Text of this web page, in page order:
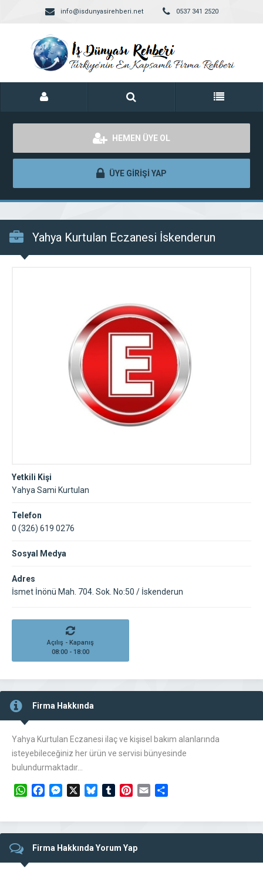
info@isdunyasirehberi.net 0537 341 2520
HEMEN ÜYE OL
ÜYE GİRİŞİ YAP
Yahya Kurtulan Eczanesi İskenderun
Yetkili Kişi
Yahya Sami Kurtulan
Telefon
0 (326) 619 0276
Sosyal Medya
Adres
İsmet İnönü Mah. 704. Sok. No:50 / İskenderun
Açılış - Kapanış
08:00 - 18:00
Firma Hakkında
Yahya Kurtulan Eczanesi ilaç ve kişisel bakım alanlarında
isteyebileceğiniz her ürün ve servisi bünyesinde
bulundurmaktadır…
WhatsAppFacebookMessengerBlueskyTumblrPinterest
Email
Firma Hakkında Yorum Yap